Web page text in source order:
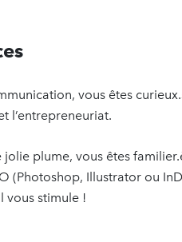
vous êtes
l’entrepreneuriat.
jolie plume, vous êtes
(Photoshop, Illustrator ou
vous stimule !